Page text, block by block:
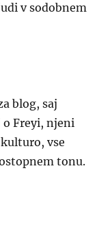
v sodobnem
blog, saj
Freyi, njeni
vse
tonu.